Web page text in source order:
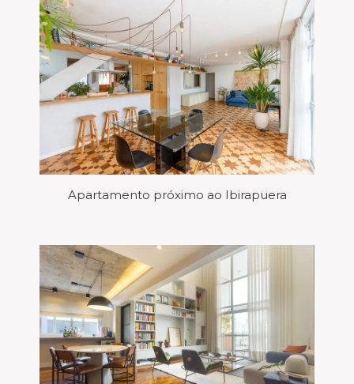
Apartamento próximo ao Ibirapuera